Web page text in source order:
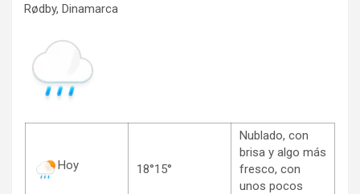
Rødby, Dinamarca
Hoy 18°15°
Nublado, con
brisa y algo más
fresco, con
unos pocos